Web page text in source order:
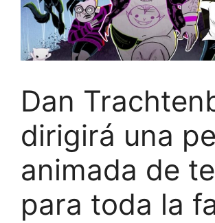
Dan
dirigirá una
animada de
para toda la